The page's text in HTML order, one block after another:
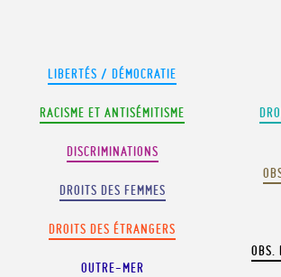
LIBERTÉS / DÉMOCRATIE
RACISME ET ANTISÉMITISME
DISCRIMINATIONS
DROITS DES FEMMES
DROITS DES ÉTRANGERS
OUTRE-MER
OBS.